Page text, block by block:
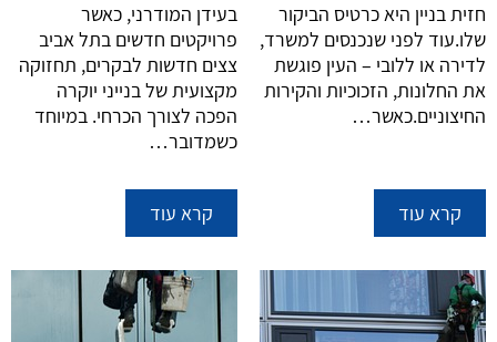
חזית בניין היא כרטיס הביקור
שלו.עוד לפני שנכנסים למשרד,
לדירה או ללובי – העין פוגשת
את החלונות, הזכוכיות והקירות
החיצוניים.כאשר…
קרא עוד
בעידן המודרני, כאשר
פרויקטים חדשים בתל אביב
צצים חדשות לבקרים, תחזוקה
מקצועית של בנייני יוקרה
הפכה לצורך הכרחי. במיוחד
כשמדובר…
קרא עוד